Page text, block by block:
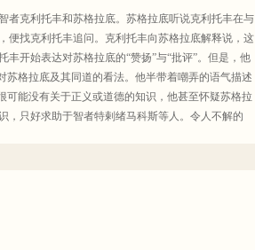
者克利托丰和苏格拉底。苏格拉底听说克利托丰在与
便找克利托丰追问。克利托丰向苏格拉底解释说，这
开始表达对苏格拉底的“赞扬”与“批评”。但是，他
苏格拉底及其同道的看法。他半带着嘲弄的语气描述
可能没有关于正义或道德的知识，他甚至怀疑苏格拉
，只好求助于智者特剌绪马科斯等人。令人不解的
的序幕，从内容上来看，《理想国》第一卷就是这